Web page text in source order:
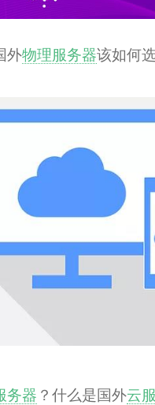
外物理服务器该如何
务器 ？什么是国外云